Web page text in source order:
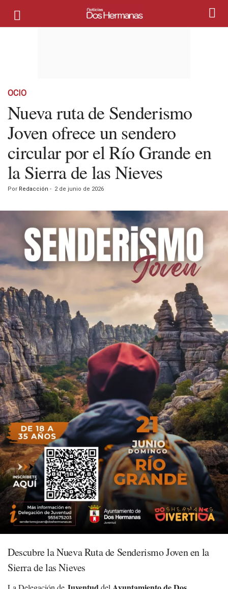
OCIO
Nueva ruta de Senderismo
Joven ofrece un sendero
circular por el Río Grande en
la Sierra de las Nieves
Por Redacción - 2 de junio de 2026
Descubre la Nueva Ruta de Senderismo Joven en la
Sierra de las Nieves